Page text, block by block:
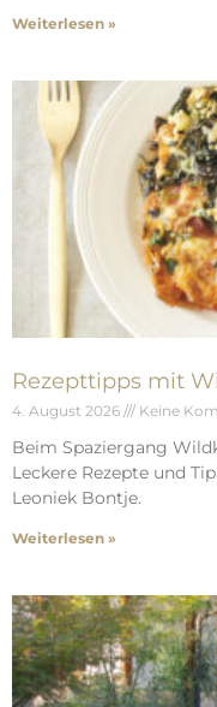
Weiterlesen »
Rezepttipps mit
4. August 2026 Keine
Beim Spaziergang
Leckere Rezepte und
Leoniek Bontje.
Weiterlesen »